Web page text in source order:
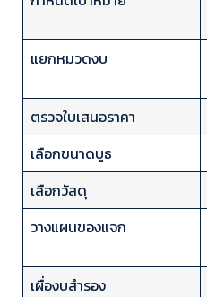
แยกหมวดงบ
ตรวจใบเสนอราคา
เลือกขนาดบูธ
เลือกวัสดุ
วางแผนของแจก
เผื่องบสำรอง